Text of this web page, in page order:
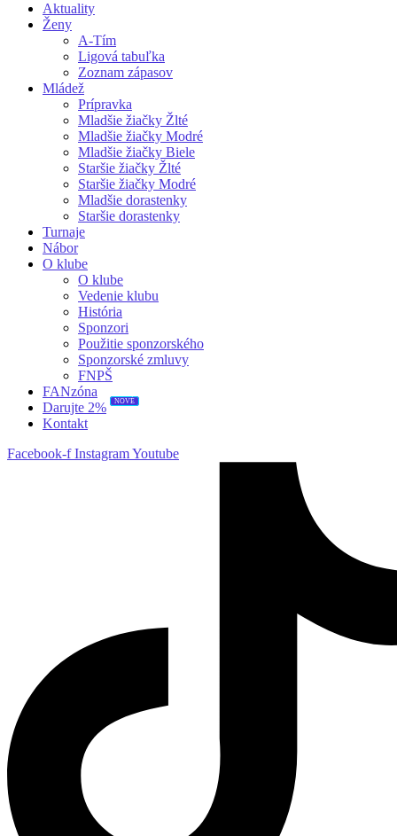
Aktuality
Ženy
A-Tím
Ligová tabuľka
Zoznam zápasov
Mládež
Prípravka
Mladšie žiačky Žlté
Mladšie žiačky Modré
Mladšie žiačky Biele
Staršie žiačky Žlté
Staršie žiačky Modré
Mladšie dorastenky
Staršie dorastenky
Turnaje
Nábor
O klube
O klube
Vedenie klubu
História
Sponzori
Použitie sponzorského
Sponzorské zmluvy
FNPŠ
FANzóna
Darujte 2%
NOVÉ
Kontakt
Facebook-f InstagramYoutube